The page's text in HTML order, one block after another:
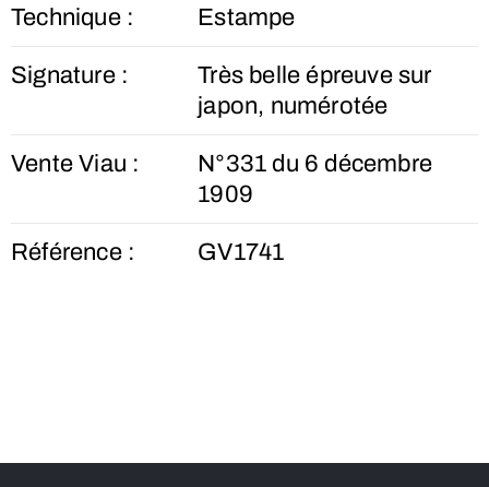
Technique : Estampe
Signature :
Très belle épreuve sur
japon, numérotée
Vente Viau :
N°331 du 6 décembre
1909
Référence : GV1741